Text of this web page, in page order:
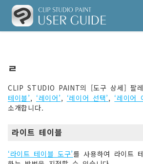
ㄹ
CLIP STUDIO PAINT의 [도구 상세] 팔
테이블’, ‘레이어’, ‘레이어 선택’, ‘레이어
소개합니다.
라이트 테이블
‘라이트 테이블 도구’를 사용하여 라이트